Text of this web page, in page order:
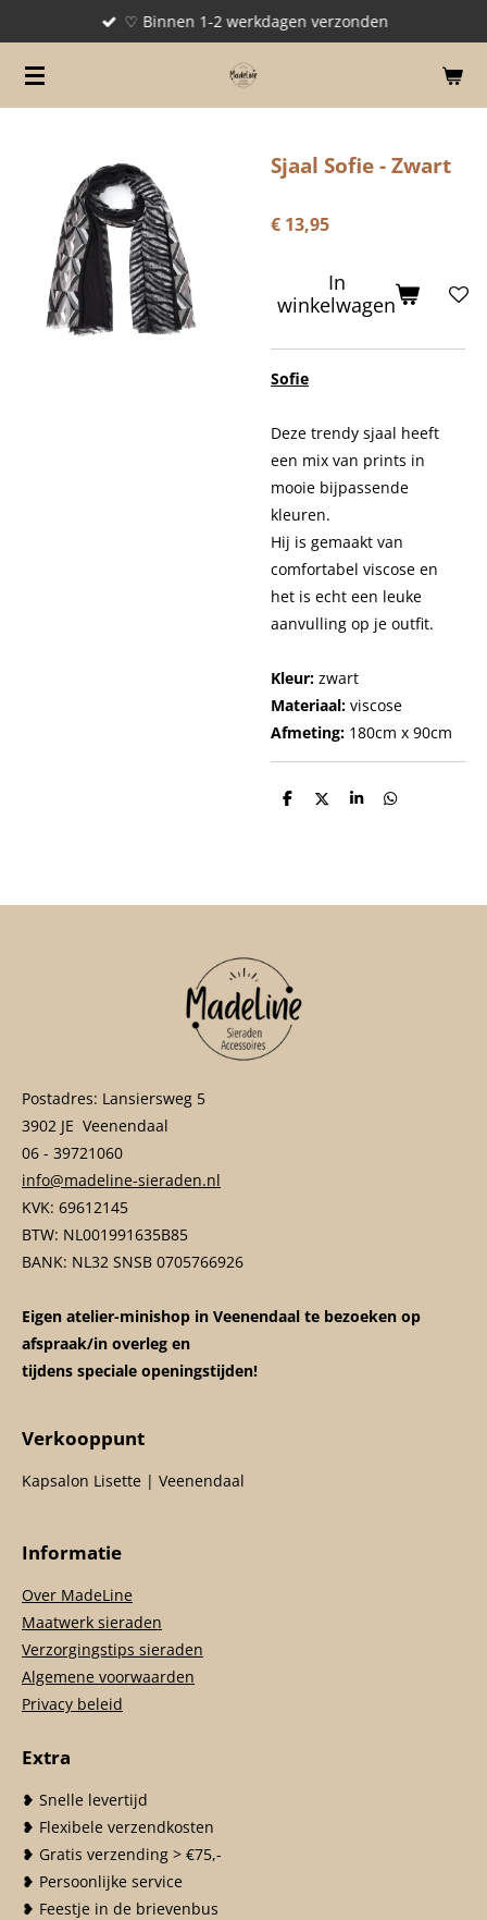
naar
de
♡ Binnen 1-2 werkdagen verzonden
Sjaal Sofie - Zwart
€ 13,95
In
winkelwagen
Sofie
Deze trendy sjaal heeft
een mix van prints in
mooie bijpassende
kleuren.
Hij is gemaakt van
comfortabel viscose en
het is echt een leuke
aanvulling op je outfit.
Kleur: zwart
Materiaal: viscose
Afmeting: 180cm x 90cm
D
D
S
D
Postadres: Lansiersweg 5
3902 JE Veenendaal
06 - 39721060
info@madeline-sieraden.nl
KVK: 69612145
BTW: NL001991635B85
BANK: NL32 SNSB 0705766926
Eigen atelier-minishop in Veenendaal te bezoeken op
afspraak/in overleg en
tijdens speciale openingstijden!
Verkooppunt
Kapsalon Lisette | Veenendaal
Informatie
Over MadeLine
Maatwerk sieraden
Verzorgingstips sieraden
Algemene voorwaarden
Privacy beleid
Extra
❥ Snelle levertijd
❥ Flexibele verzendkosten
❥ Gratis verzending > €75,-
❥ Persoonlijke service
❥ Feestje in de brievenbus